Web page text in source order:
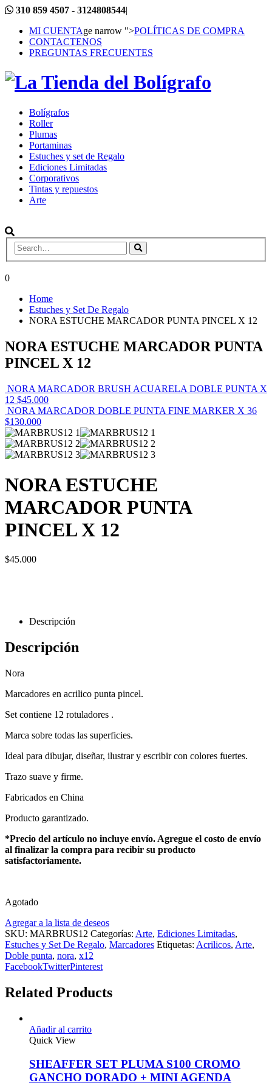
310 859 4507 - 3124808544|
MI CUENTAge narrow ">POLÍTICAS DE COMPRA
CONTACTENOS
PREGUNTAS FRECUENTES
Bolígrafos
Roller
Plumas
Portaminas
Estuches y set de Regalo
Ediciones Limitadas
Corporativos
Tintas y repuestos
Arte
0
Home
Estuches y Set De Regalo
NORA ESTUCHE MARCADOR PUNTA PINCEL X 12
NORA ESTUCHE MARCADOR PUNTA
PINCEL X 12
NORA MARCADOR BRUSH ACUARELA DOBLE PUNTA X
12 $45.000
NORA MARCADOR DOBLE PUNTA FINE MARKER X 36
$130.000
NORA ESTUCHE
MARCADOR PUNTA
PINCEL X 12
$45.000
Descripción
Descripción
Nora
Marcadores en acrilico punta pincel.
Set contiene 12 rotuladores .
Marca sobre todas las superficies.
Ideal para dibujar, diseñar, ilustrar y escribir con colores fuertes.
Trazo suave y firme.
Fabricados en China
Producto garantizado.
*Precio del artículo no incluye envío. Agregue el costo de envío
al finalizar la compra para recibir su producto
satisfactoriamente.
Agotado
Agregar a la lista de deseos
SKU: MARBRUS12 Categorías: Arte, Ediciones Limitadas,
Estuches y Set De Regalo, Marcadores Etiquetas: Acrilicos, Arte,
Doble punta, nora, x12
FacebookTwitterPinterest
Related Products
Añadir al carrito
Quick View
SHEAFFER SET PLUMA S100 CROMO
GANCHO DORADO + MINI AGENDA